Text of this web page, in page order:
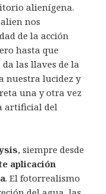
alienígena.
nos
de la acción
hasta que
da las llaves de la
nuestra lucidez y
una y otra vez
artificial del
, siempre desde
aplicación
. El fotorrealismo